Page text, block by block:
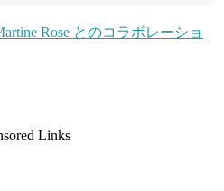
Rose とのコラボレーショ
Links